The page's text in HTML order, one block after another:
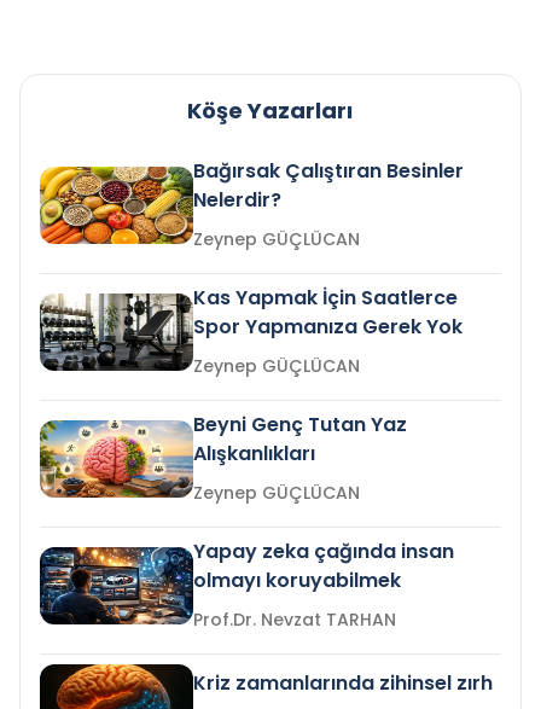
Köşe Yazarları
Bağırsak Çalıştıran Besinler
Nelerdir?
Zeynep GÜÇLÜCAN
Kas Yapmak İçin Saatlerce
Spor Yapmanıza Gerek Yok
Zeynep GÜÇLÜCAN
Beyni Genç Tutan Yaz
Alışkanlıkları
Zeynep GÜÇLÜCAN
Yapay zeka çağında insan
olmayı koruyabilmek
Prof.Dr. Nevzat TARHAN
Kriz zamanlarında zihinsel zırh